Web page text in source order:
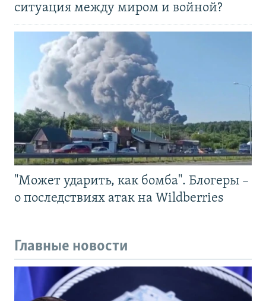
ситуация между миром и войной?
"Может ударить, как бомба". Блогеры –
о последствиях атак на Wildberries
Главные новости